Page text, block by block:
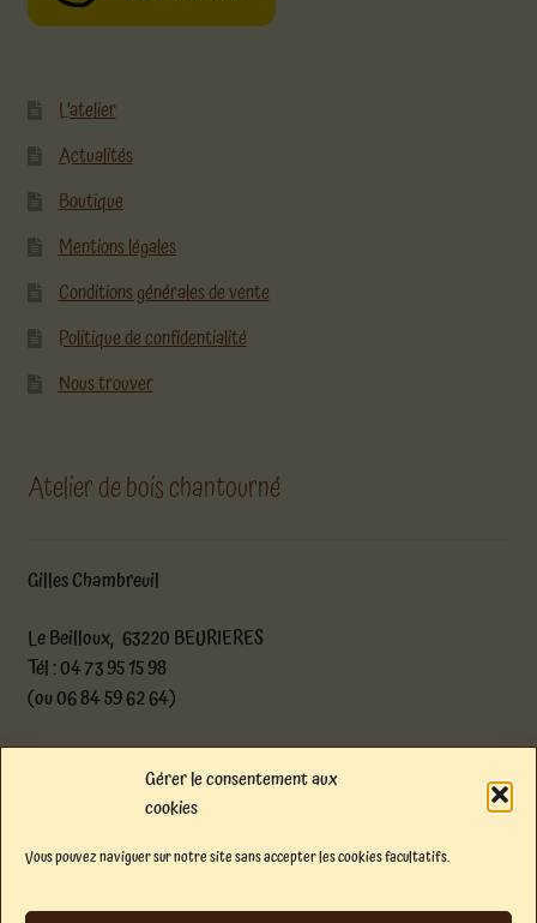
Gérer le consentement aux
cookies
Vous pouvez naviguer sur notre site sans accepter les cookies facultatifs.
L’atelier
Actualités
Boutique
Mentions légales
Conditions générales de vente
Politique de confidentialité
Nous trouver
Atelier de bois chantourné
Gilles Chambreuil
Le Beilloux, 63220 BEURIERES
Tél : 04 73 95 15 98
(ou 06 84 59 62 64)
atelier@boischantourne.com
Facebook
Instagram
E-mail
© Atelier de bois chantourné 2026